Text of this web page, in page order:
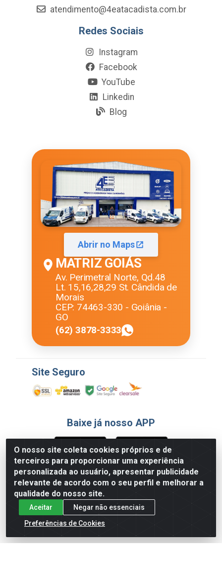
O nosso site coleta cookies próprios e de
terceiros para proporcionar uma experiência
personalizada ao usuário, apresentar publicidade
relevante de acordo com o seu perfil e melhorar a
qualidade do nosso site.
Aceitar
Negar não essenciais
Preferências de Cookies
atendimento@4eatacadista.com.br
Redes Sociais
Instagram
Facebook
YouTube
Linkedin
Blog
Abrir no Maps
MATRIZ GOIÁS
Av. Perimetral Norte, Qd.48
Lt. 15,16,28,29 St. Cândida de
Morais
CEP: 74463-330 - Goiânia -
GO
(62) 3878-3333
Site Seguro
Baixe já nosso APP
Formas de Pagamento